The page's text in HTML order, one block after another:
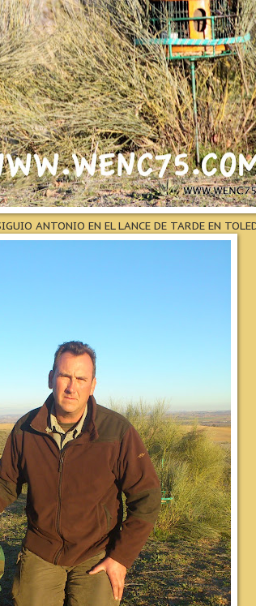
ANTONIO EN EL LANCE DE TARDE EN